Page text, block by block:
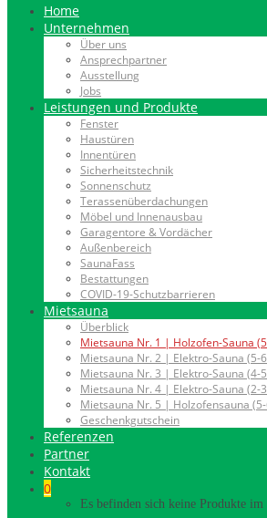
Home
Unternehmen
Über uns
Ansprechpartner
Ausstellung
Jobs
Leistungen und Produkte
Fenster
Haustüren
Innentüren
Sicherheitstechnik
Sonnenschutz
Terassenüberdachungen
Möbel und Innenausbau
Garagentore & Vordächer
Außenbereich
SaunaFass
Bestattungen
COVID-19-Schutzbarrieren
Mietsauna
Überblick
Mietsauna Nr. 1 | Holzofen-Sauna
Mietsauna Nr. 2 | Elektro-Sauna (5-
Mietsauna Nr. 3 | Elektro-Sauna (4-
Mietsauna Nr. 4 | Elektro-Sauna (2-
Mietsauna Nr. 5 | Holzofensauna
Geschenkgutschein
Referenzen
Partner
Kontakt
0
Es befinden sich keine Produkte im